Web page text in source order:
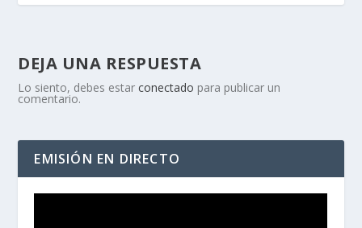
DEJA UNA RESPUESTA
Lo siento, debes estarconectado para publicar un
comentario.
EMISIÓN EN DIRECTO